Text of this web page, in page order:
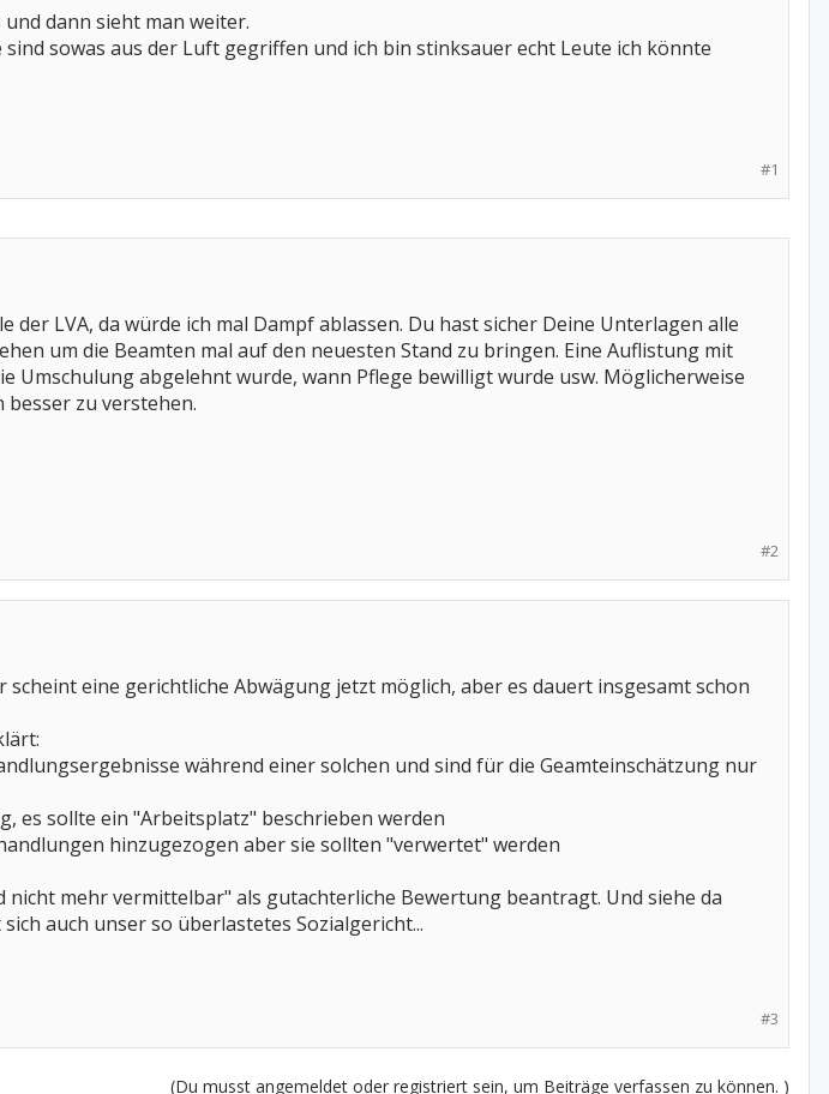
dann sieht man weiter.
sowas aus der Luft gegriffen und ich bin stinksauer echt Leute ich könnte
#1
LVA, da würde ich mal Dampf ablassen. Du hast sicher Deine Unterlagen alle
um die Beamten mal auf den neuesten Stand zu bringen. Eine Auflistung mit
Umschulung abgelehnt wurde, wann Pflege bewilligt wurde usw. Möglicherweise
besser zu verstehen.
#2
scheint eine gerichtliche Abwägung jetzt möglich, aber es dauert insgesamt schon
während einer solchen und sind für die Geamteinschätzung nur
es sollte ein "Arbeitsplatz" beschrieben werden
hinzugezogen aber sie sollten "verwertet" werden
nicht mehr vermittelbar" als gutachterliche Bewertung beantragt. Und siehe da
auch unser so überlastetes Sozialgericht...
#3
(Du musst angemeldet oder registriert sein, um Beiträge verfassen zu können. )